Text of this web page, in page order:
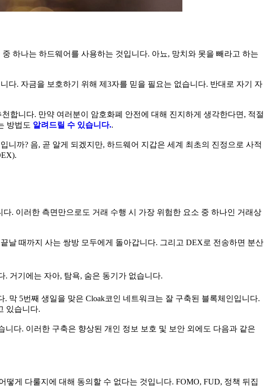
하나는 하드웨어를 사용하는 것입니다. 아뇨, 망치와 못을 빼라고 하는
다. 자금을 보호하기 위해 제3자를 믿을 필요는 없습니다. 반대로 자기 자
합니다. 만약 여러분이 암호화폐 안전에 대해 진지하게 생각한다면, 적절
방법도 알려드릴 수 있습니다..
니까? 음, 곧 알게 되겠지만, 하드웨어 지갑은 세계 최초의 진정으로 사적
. 이러한 측면만으로도 거래 수행 시 가장 위험한 요소 중 하나인 거래상
날 때까지 사는 쌍방 모두에게 돌아갑니다. 그리고 DEX로 전송하면 분산
거기에는 자아, 탐욕, 숨은 동기가 없습니다.
. 막 5번째 생일을 맞은 Cloak코인 네트워크는 잘 구축된 블록체인입니다.
있습니다.
다. 이러한 구축은 향상된 개인 정보 보호 및 보안 외에도 다음과 같은
게 다룰지에 대해 동의할 수 없다는 것입니다. FOMO, FUD, 정책 뒤집